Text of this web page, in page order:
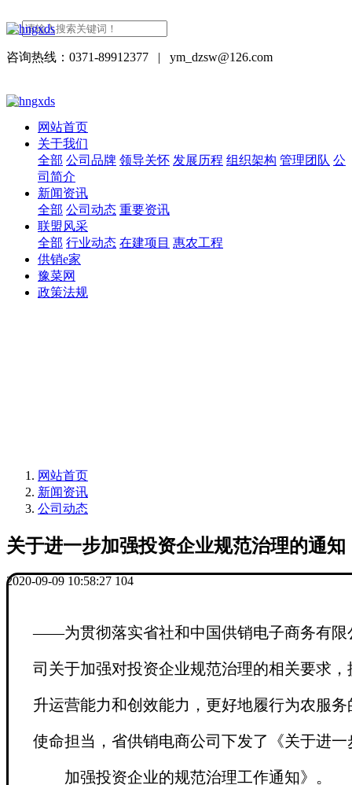
咨询热线：0371-89912377 | ym_dzsw@126.com
网站首页
关于我们
全部 公司品牌 领导关怀 发展历程 组织架构 管理团队 公
司简介
新闻资讯
全部 公司动态 重要资讯
联盟风采
全部 行业动态 在建项目 惠农工程
供销e家
豫菜网
政策法规
网站首页
新闻资讯
公司动态
关于进一步加强投资企业规范治理的通知
2020-09-09 10:58:27 104
——为贯彻落实省社和中国供销电子商务有限
司关于加强对投资企业规范治理的相关要求，
升运营能力和创效能力，更好地履行为农服务
使命担当，省供销电商公司下发了《关于进一
加强投资企业的规范治理工作通知》。